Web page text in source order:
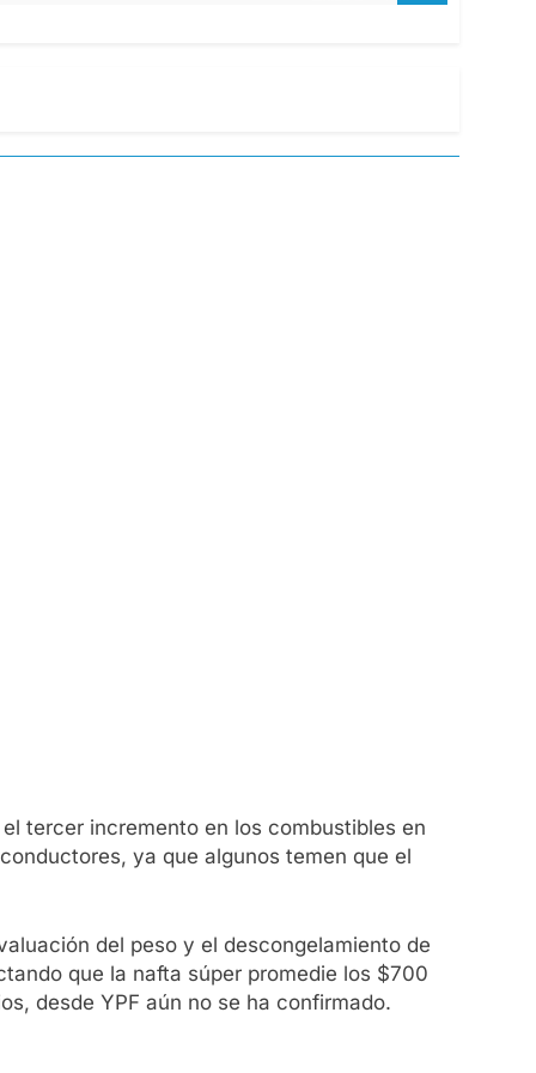
tercer incremento en los combustibles en
ya que algunos temen que el
del peso y el descongelamiento de
que la nafta súper promedie los $700
desde YPF aún no se ha confirmado.